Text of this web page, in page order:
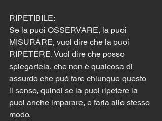
RIPETIBILE:
Se la puoi OSSERVARE, la puoi
MISURARE, vuol dire che la puoi
RIPETERE. Vuol dire che posso
spiegartela, che non è qualcosa di
assurdo che può fare chiunque questo
il senso, quindi se la puoi ripetere la
puoi anche imparare, e farla allo stesso
modo.